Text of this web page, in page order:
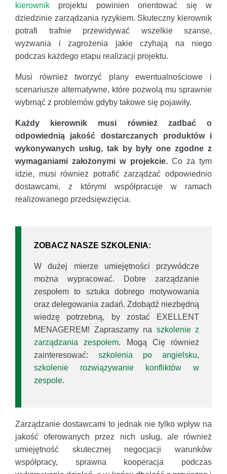
kierownik projektu powinien orientować się w
dziedzinie zarządzania ryzykiem. Skuteczny kierownik
potrafi trafnie przewidywać wszelkie szanse,
wyzwania i zagrożenia jakie czyhają na niego
podczas każdego etapu realizacji projektu.
Musi również tworzyć plany ewentualnościowe i
scenariusze alternatywne, które pozwolą mu sprawnie
wybrnąć z problemów gdyby takowe się pojawiły.
Każdy kierownik musi również zadbać o
odpowiednią jakość dostarczanych produktów i
wykonywanych usług, tak by były one zgodne z
wymaganiami założonymi w projekcie.Co za tym
idzie, musi również potrafić zarządzać odpowiednio
dostawcami, z którymi współpracuje w ramach
realizowanego przedsięwzięcia.
ZOBACZ NASZE SZKOLENIA:
W dużej mierze umiejętności przywódcze
można wypracować. Dobre zarządzanie
zespołem to sztuka dobrego motywowania
oraz delegowania zadań. Zdobądź niezbędną
wiedzę potrzebną, by zostać EXELLENT
MENAGEREM! Zapraszamy na szkolenie z
zarządzania zespołem. Mogą Cię również
zainteresować: szkolenia po angielsku,
szkolenie rozwiązywanie konfliktów w
zespole.
Zarządzanie dostawcami to jednak nie tylko wpływ na
jakość oferowanych przez nich usług, ale również
umiejętność skutecznej negocjacji warunków
współpracy, sprawna kooperacja podczas